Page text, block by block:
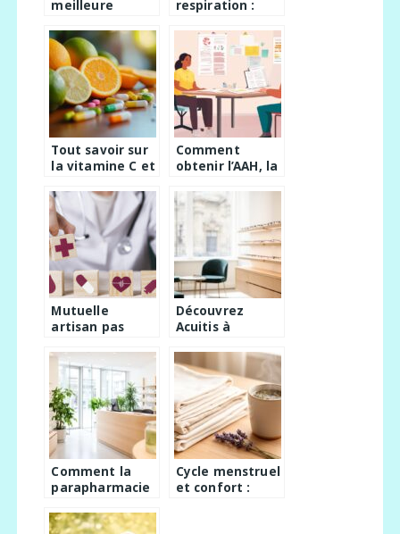
meilleure
définitive ?
Comparatif
complet des
professionnels
certifiés
respiration :
l’etirement
diaphragme :
conseils pour
debutants
Tout savoir sur
la vitamine C et
pour votre
santé
Comment
obtenir l’AAH, la
l’invalidité
auprès de la
MDPH
Mutuelle
artisan pas
pour optimiser
son budget
Découvrez
Acuitis à
Votre Opticien
en Plein Centre
pour un
Accompagneme
nt Visuel
Personnalisé
Comment la
parapharmacie
nouveaux
Cycle menstruel
et confort :